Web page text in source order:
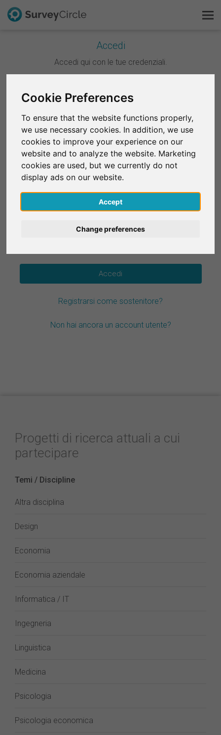
Cookie Preferences
To ensure that the website functions properly,
we use necessary cookies. In addition, we use
cookies to improve your experience on our
website and to analyze the website. Marketing
cookies are used, but we currently do not
display ads on our website.
Accept
Change preferences
Accedi
Accedi qui con le tue credenziali.
Continua con Google
Continua con Facebook
OPPURE
E-mail*
Password*
Registrarsi come sostenitore?
Non hai ancora un account utente?
Progetti di ricerca attuali a cui
partecipare
Temi / Discipline
Altra disciplina
Design
Economia
Economia aziendale
Informatica / IT
Ingegneria
Linguistica
Medicina
Psicologia
Psicologia economica
Questo è SurveyCircle
FAQ
Registrati gratis
Accedi
English
Deutsch
Español
Français